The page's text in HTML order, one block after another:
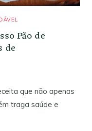
Pão de
de
que não apenas
traga saúde e